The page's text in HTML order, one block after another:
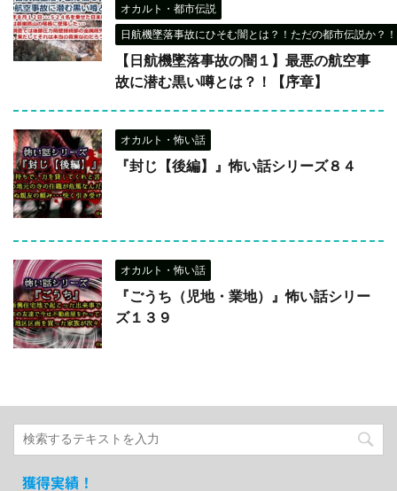
オカルト・都市伝説
日航機墜落事故にひそむ闇とは？！ただの都市伝説か？
【日航機墜落事故の闇１】最悪の航空事
故に潜む黒い噂とは？！【序章】
オカルト・怖い話
『封じ【後編】』怖い話シリーズ８４
オカルト・怖い話
『ごうち（児地・業地）』怖い話シリー
ズ１３９
獲得実績！